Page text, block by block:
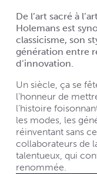
De l’art sacré à
Holemans est
classicisme, son
génération entre
d’innovation.
Un siècle, ça se
l’honneur de
l’histoire
les modes, les
réinventant sans
collaborateurs de
talentueux, qui
renommée.